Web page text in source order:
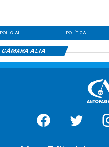
POLICIAL POLÍTICA
CÁMARA ALTA